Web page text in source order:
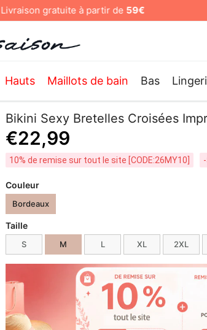
de59€
Hauts Maillots de bain Bas
Bikini Sexy Bretelles Croisées
€22,99
10% de remise sur tout le site [CODE:26MY10]
Couleur
Bordeaux
Taille
S M L XL 2XL